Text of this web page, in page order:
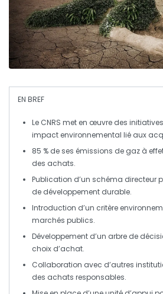
EN BREF
Le CNRS met en œuvre des
impact environnemental lié aux
85 % de ses émissions de gaz à
des achats.
Publication d’un schéma directeur
de développement durable.
Introduction d’un critère
marchés publics.
Développement d’un arbre de
choix d’achat.
Collaboration avec d’autres
des achats responsables.